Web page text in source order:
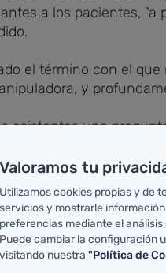
a los pacientes,
el término con el
y
asistentes una
o un sistema
cada día", con
mejorar la atención
su Consejería
Valoramos tu
Utilizamos cookies propias y de
servicios y mostrarle
preferencias mediante el
Puede cambiar la configuración
visitando nuestra "Política de